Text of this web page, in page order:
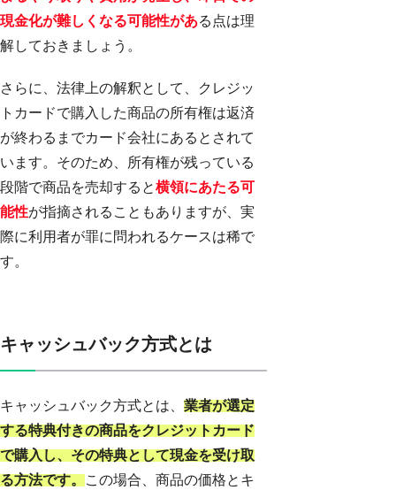
現金化が難しくなる可能性がある点は理
解しておきましょう。
さらに、法律上の解釈として、クレジッ
トカードで購入した商品の所有権は返済
が終わるまでカード会社にあるとされて
います。そのため、所有権が残っている
段階で商品を売却すると横領にあたる可
能性が指摘されることもありますが、実
際に利用者が罪に問われるケースは稀で
す。
キャッシュバック方式とは
キャッシュバック方式とは、 業者が選定
する特典付きの商品をクレジットカード
で購入し、その特典として現金を受け取
る方法です。この場合、商品の価格とキ